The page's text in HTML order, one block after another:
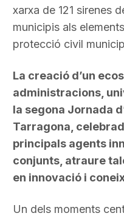
xarxa de 121 sirenes
municipis als
protecció civil
La creació d’un
administracions,
la segona Jornada
Tarragona,
principals agents
conjunts, atraure
en innovació i
Un dels moments